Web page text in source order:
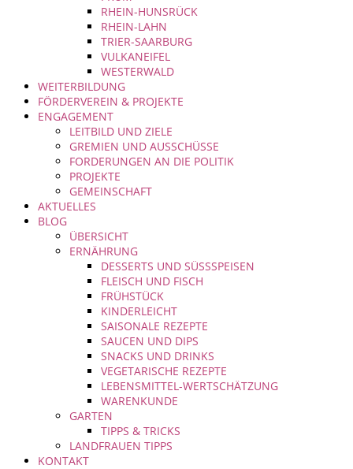
RHEIN-HUNSRÜCK
RHEIN-LAHN
TRIER-SAARBURG
VULKANEIFEL
WESTERWALD
WEITERBILDUNG
FÖRDERVEREIN & PROJEKTE
ENGAGEMENT
LEITBILD UND ZIELE
GREMIEN UND AUSSCHÜSSE
FORDERUNGEN AN DIE POLITIK
PROJEKTE
GEMEINSCHAFT
AKTUELLES
BLOG
ÜBERSICHT
ERNÄHRUNG
DESSERTS UND SÜSSSPEISEN
FLEISCH UND FISCH
FRÜHSTÜCK
KINDERLEICHT
SAISONALE REZEPTE
SAUCEN UND DIPS
SNACKS UND DRINKS
VEGETARISCHE REZEPTE
LEBENSMITTEL-WERTSCHÄTZUNG
WARENKUNDE
GARTEN
TIPPS & TRICKS
LANDFRAUEN TIPPS
KONTAKT